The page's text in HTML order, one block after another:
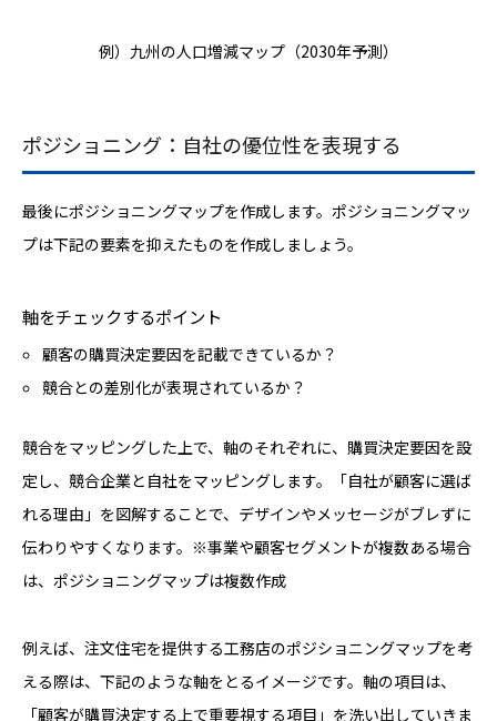
例）九州の人口増減マップ（2030年予測）
ポジショニング：自社の優位性を表現する
最後にポジショニングマップを作成します。ポジショニングマッ
プは下記の要素を抑えたものを作成しましょう。
軸をチェックするポイント
顧客の購買決定要因を記載できているか？
競合との差別化が表現されているか？
競合をマッピングした上で、軸のそれぞれに、購買決定要因を設
定し、競合企業と自社をマッピングします。「自社が顧客に選ば
れる理由」を図解することで、デザインやメッセージがブレずに
伝わりやすくなります。※事業や顧客セグメントが複数ある場合
は、ポジショニングマップは複数作成
例えば、注文住宅を提供する工務店のポジショニングマップを考
える際は、下記のような軸をとるイメージです。軸の項目は、
「顧客が購買決定する上で重要視する項目」を洗い出していきま